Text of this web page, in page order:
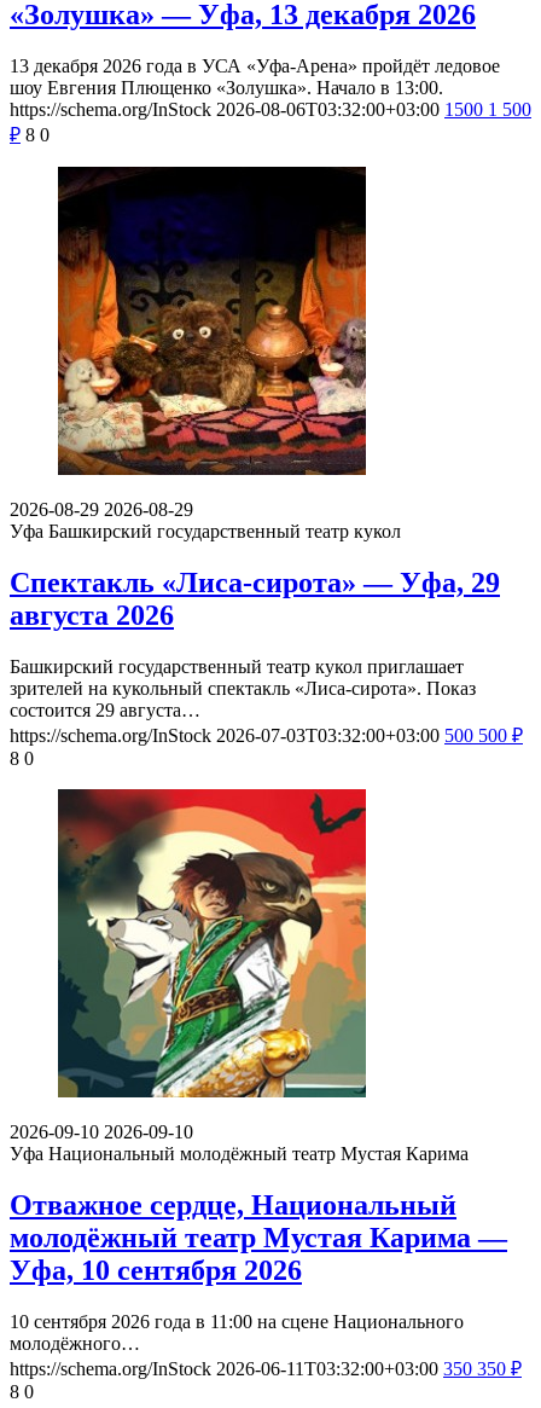
«Золушка» — Уфа, 13 декабря 2026
13 декабря 2026 года в УСА «Уфа-Арена» пройдёт ледовое
шоу Евгения Плющенко «Золушка». Начало в 13:00.
https://schema.org/InStock 2026-08-06T03:32:00+03:00 1500 1 500
₽ 8 0
2026-08-29 2026-08-29
Уфа Башкирский государственный театр кукол
Спектакль «Лиса-сирота» — Уфа, 29
августа 2026
Башкирский государственный театр кукол приглашает
зрителей на кукольный спектакль «Лиса-сирота». Показ
состоится 29 августа…
https://schema.org/InStock 2026-07-03T03:32:00+03:00 500 500 ₽
8 0
2026-09-10 2026-09-10
Уфа Национальный молодёжный театр Мустая Карима
Отважное сердце, Национальный
молодёжный театр Мустая Карима —
Уфа, 10 сентября 2026
10 сентября 2026 года в 11:00 на сцене Национального
молодёжного…
https://schema.org/InStock 2026-06-11T03:32:00+03:00 350 350 ₽
8 0